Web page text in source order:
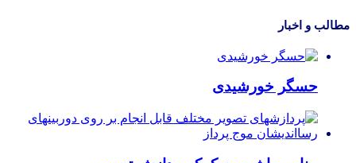
مطالب و اخبار
حسگر خورشیدی